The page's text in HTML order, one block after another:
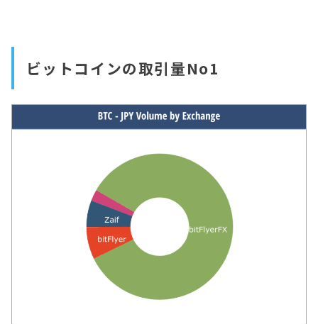
ビットコインの取引量No1